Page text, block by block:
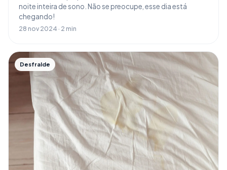
noite inteira de sono. Não se preocupe, esse dia está
chegando!
28 nov 2024 · 2 min
Desfralde